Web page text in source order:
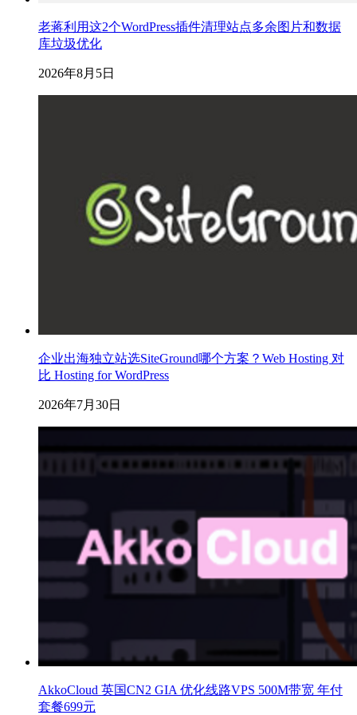
老蒋利用这2个WordPress插件清理站点多余图片和数据
库垃圾优化
2026年8月5日
企业出海独立站选SiteGround哪个方案？Web Hosting 对
比 Hosting for WordPress
2026年7月30日
AkkoCloud 英国CN2 GIA 优化线路VPS 500M带宽 年付
套餐699元